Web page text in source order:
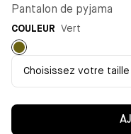
Pantalon de pyjama
COULEUR Vert
Vert
Choisissez votre taille